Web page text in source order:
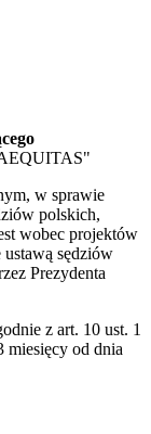
w sprawie
polskich,
wobec projektów
ustawą sędziów
Prezydenta
z art. 10 ust. 1
miesięcy od dnia